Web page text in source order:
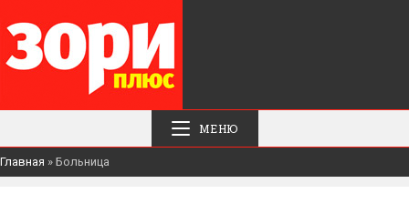
МЕНЮ
Главная » Больница